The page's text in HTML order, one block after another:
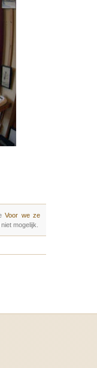
Voor we ze
mogelijk.